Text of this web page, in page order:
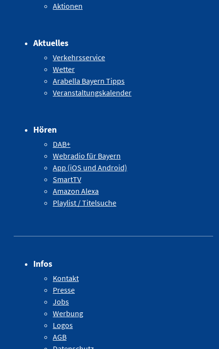
Aktionen
Aktuelles
Verkehrsservice
Wetter
Arabella Bayern Tipps
Veranstaltungskalender
Hören
DAB+
Webradio für Bayern
App (iOS und Android)
SmartTV
Amazon Alexa
Playlist / Titelsuche
Infos
Kontakt
Presse
Jobs
Werbung
Logos
AGB